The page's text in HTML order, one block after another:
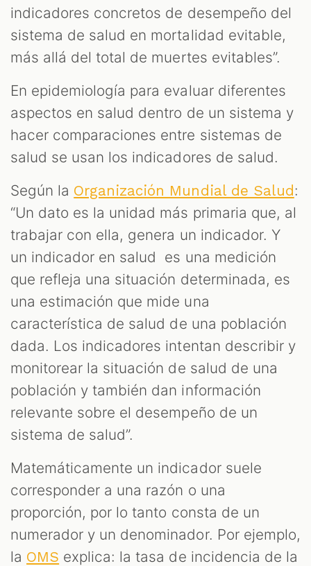
indicadores concretos de desempeño del
sistema de salud en mortalidad evitable,
más allá del total de muertes evitables”.
En epidemiología para evaluar diferentes
aspectos en salud dentro de un sistema y
hacer comparaciones entre sistemas de
salud se usan los indicadores de salud.
Según la Organización Mundial de Salud:
“Un dato es la unidad más primaria que, al
trabajar con ella, genera un indicador. Y
un indicador en salud es una medición
que refleja una situación determinada, es
una estimación que mide una
característica de salud de una población
dada. Los indicadores intentan describir y
monitorear la situación de salud de una
población y también dan información
relevante sobre el desempeño de un
sistema de salud”.
Matemáticamente un indicador suele
corresponder a una razón o una
proporción, por lo tanto consta de un
numerador y un denominador. Por ejemplo,
la OMS explica: la tasa de incidencia de la